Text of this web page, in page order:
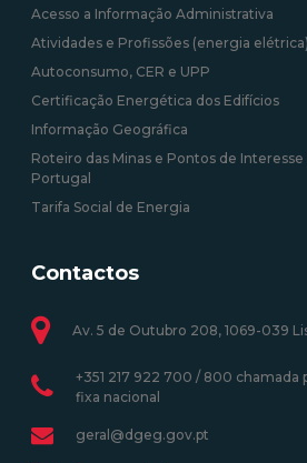
Acesso a Informação Administrativa
Atividades e Profissões (energia elétrica)
Autoconsumo, CER e UPP
Certificação Energética dos Edifícios
Informação Geográfica
Roteiro das Minas e Pontos de
Portugal
Tarifa Social de Energia
Contactos
Av. 5 de Outubro 208, 1069-039
+351 217 922 700 / 800 chamada
fixa nacional
geral@dgeg.gov.pt